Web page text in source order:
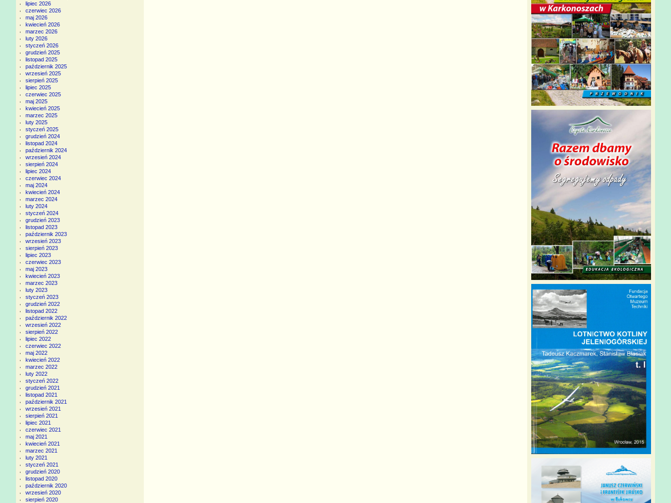
lipiec 2026
czerwiec 2026
maj 2026
kwiecień 2026
marzec 2026
luty 2026
styczeń 2026
grudzień 2025
listopad 2025
październik 2025
wrzesień 2025
sierpień 2025
lipiec 2025
czerwiec 2025
maj 2025
kwiecień 2025
marzec 2025
luty 2025
styczeń 2025
grudzień 2024
listopad 2024
październik 2024
wrzesień 2024
sierpień 2024
lipiec 2024
czerwiec 2024
maj 2024
kwiecień 2024
marzec 2024
luty 2024
styczeń 2024
grudzień 2023
listopad 2023
październik 2023
wrzesień 2023
sierpień 2023
lipiec 2023
czerwiec 2023
maj 2023
kwiecień 2023
marzec 2023
luty 2023
styczeń 2023
grudzień 2022
listopad 2022
październik 2022
wrzesień 2022
sierpień 2022
lipiec 2022
czerwiec 2022
maj 2022
kwiecień 2022
marzec 2022
luty 2022
styczeń 2022
grudzień 2021
listopad 2021
październik 2021
wrzesień 2021
sierpień 2021
lipiec 2021
czerwiec 2021
maj 2021
kwiecień 2021
marzec 2021
luty 2021
styczeń 2021
grudzień 2020
listopad 2020
październik 2020
wrzesień 2020
sierpień 2020